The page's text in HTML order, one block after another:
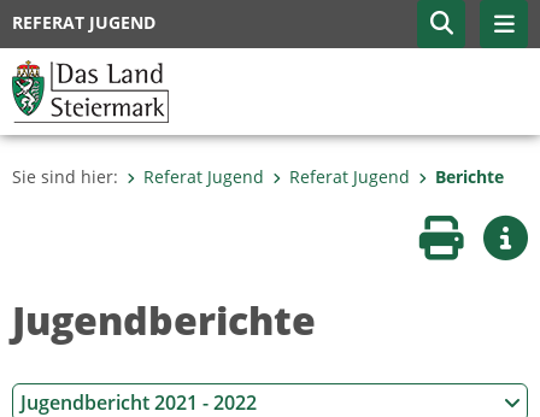
REFERAT JUGEND
Sie sind hier: Referat Jugend Referat Jugend Berichte
Seite
Jugendberichte
Jugendbericht 2021 - 2022